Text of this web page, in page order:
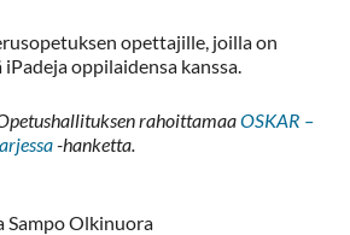
opettajille, joilla on
oppilaidensa kanssa.
rahoittamaaOSKAR –
-hanketta.
Olkinuora